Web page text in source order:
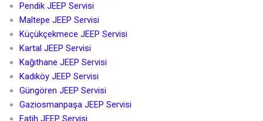
Pendik JEEP Servisi
Maltepe JEEP Servisi
Küçükçekmece JEEP Servisi
Kartal JEEP Servisi
Kağıthane JEEP Servisi
Kadıköy JEEP Servisi
Güngören JEEP Servisi
Gaziosmanpaşa JEEP Servisi